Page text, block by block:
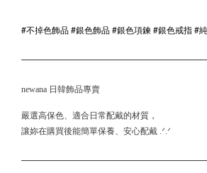
#不掉色飾品 #銀色飾品 #銀色項鍊 #銀色戒指 #
newana 日韓飾品專賣
嚴選高保色、適合日常配戴的材質，
讓妳在購買後能簡單保養、安心配戴 .ᐟ.ᐟ